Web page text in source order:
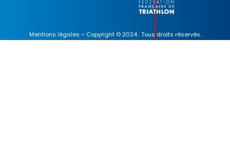
Mentions légales – Copyright © 2024 . Tous droits réservés.